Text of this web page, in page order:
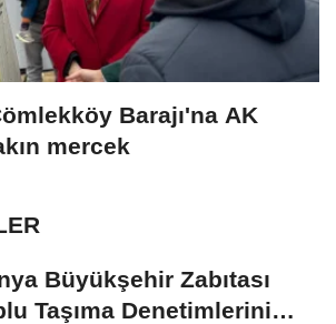
Barajı'na AK
mercek
Büyükşehir Zabıtası
Taşıma Denetimlerini